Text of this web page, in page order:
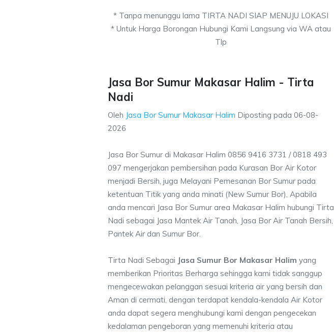
* Tanpa menunggu lama TIRTA NADI SIAP MENUJU LOKASI
* Untuk Harga Borongan Hubungi Kami Langsung via WA atau
Tlp
Jasa Bor Sumur Makasar Halim - Tirta
Nadi
Oleh Jasa Bor Sumur Makasar Halim Diposting pada 06-08-
2026
Jasa Bor Sumur di Makasar Halim 0856 9416 3731 / 0818 493
097 mengerjakan pembersihan pada Kurasan Bor Air Kotor
menjadi Bersih, juga Melayani Pemesanan Bor Sumur pada
ketentuan Titik yang anda minati (New Sumur Bor), Apabila
anda mencari Jasa Bor Sumur area Makasar Halim hubungi Tirta
Nadi sebagai Jasa Mantek Air Tanah, Jasa Bor Air Tanah Bersih,
Pantek Air dan Sumur Bor.
Tirta Nadi Sebagai Jasa Sumur Bor Makasar Halim yang
memberikan Prioritas Berharga sehingga kami tidak sanggup
mengecewakan pelanggan sesuai kriteria air yang bersih dan
Aman di cermati, dengan terdapat kendala-kendala Air Kotor
anda dapat segera menghubungi kami dengan pengecekan
kedalaman pengeboran yang memenuhi kriteria atau